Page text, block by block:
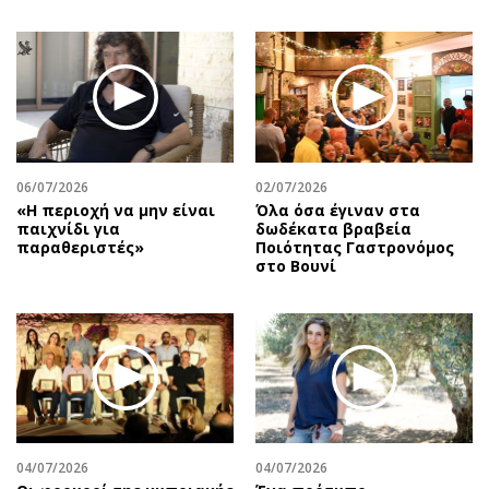
06/07/2026
«Η περιοχή να μην είναι
παιχνίδι για
παραθεριστές»
02/07/2026
Όλα όσα έγιναν στα
δωδέκατα βραβεία
Ποιότητας Γαστρονόμος
στο Βουνί
04/07/2026 04/07/2026